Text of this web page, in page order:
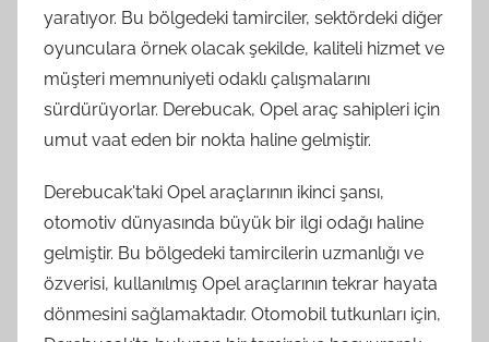
yaratıyor. Bu bölgedeki tamirciler, sektördeki diğer
oyunculara örnek olacak şekilde, kaliteli hizmet ve
müşteri memnuniyeti odaklı çalışmalarını
sürdürüyorlar. Derebucak, Opel araç sahipleri için
umut vaat eden bir nokta haline gelmiştir.
Derebucak'taki Opel araçlarının ikinci şansı,
otomotiv dünyasında büyük bir ilgi odağı haline
gelmiştir. Bu bölgedeki tamircilerin uzmanlığı ve
özverisi, kullanılmış Opel araçlarının tekrar hayata
dönmesini sağlamaktadır. Otomobil tutkunları için,